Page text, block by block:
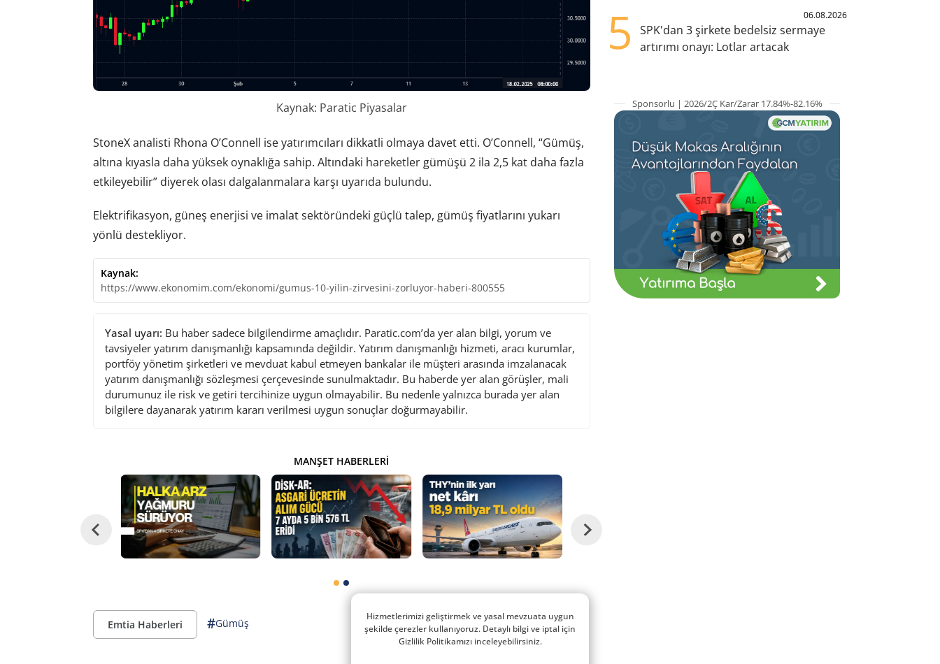
Kaynak: Paratic Piyasalar
StoneX analisti Rhona O’Connell ise yatırımcıları dikkatli olmaya davet etti. O’Connell, “Gümüş,
altına kıyasla daha yüksek oynaklığa sahip. Altındaki hareketler gümüşü 2 ila 2,5 kat daha fazla
etkileyebilir” diyerek olası dalgalanmalara karşı uyarıda bulundu.
Elektrifikasyon, güneş enerjisi ve imalat sektöründeki güçlü talep, gümüş fiyatlarını yukarı
yönlü destekliyor.
Kaynak:
https://www.ekonomim.com/ekonomi/gumus-10-yilin-zirvesini-zorluyor-haberi-800555
Yasal uyarı: Bu haber sadece bilgilendirme amaçlıdır. Paratic.com’da yer alan bilgi, yorum ve
tavsiyeler yatırım danışmanlığı kapsamında değildir. Yatırım danışmanlığı hizmeti, aracı kurumlar,
portföy yönetim şirketleri ve mevduat kabul etmeyen bankalar ile müşteri arasında imzalanacak
yatırım danışmanlığı sözleşmesi çerçevesinde sunulmaktadır. Bu haberde yer alan görüşler, mali
durumunuz ile risk ve getiri tercihinize uygun olmayabilir. Bu nedenle yalnızca burada yer alan
bilgilere dayanarak yatırım kararı verilmesi uygun sonuçlar doğurmayabilir.
MANŞET HABERLERI
Emtia Haberleri #Gümüş
5 06.08.2026
SPK'dan 3 şirkete bedelsiz sermaye
artırımı onayı: Lotlar artacak
Sponsorlu | 2026/2Ç Kar/Zarar 17.84%-82.16%
Hizmetlerimizi geliştirmek ve yasal mevzuata uygun
şekilde çerezler kullanıyoruz. Detaylı bilgi ve iptal için
Gizlilik Politikamızı inceleyebilirsiniz.